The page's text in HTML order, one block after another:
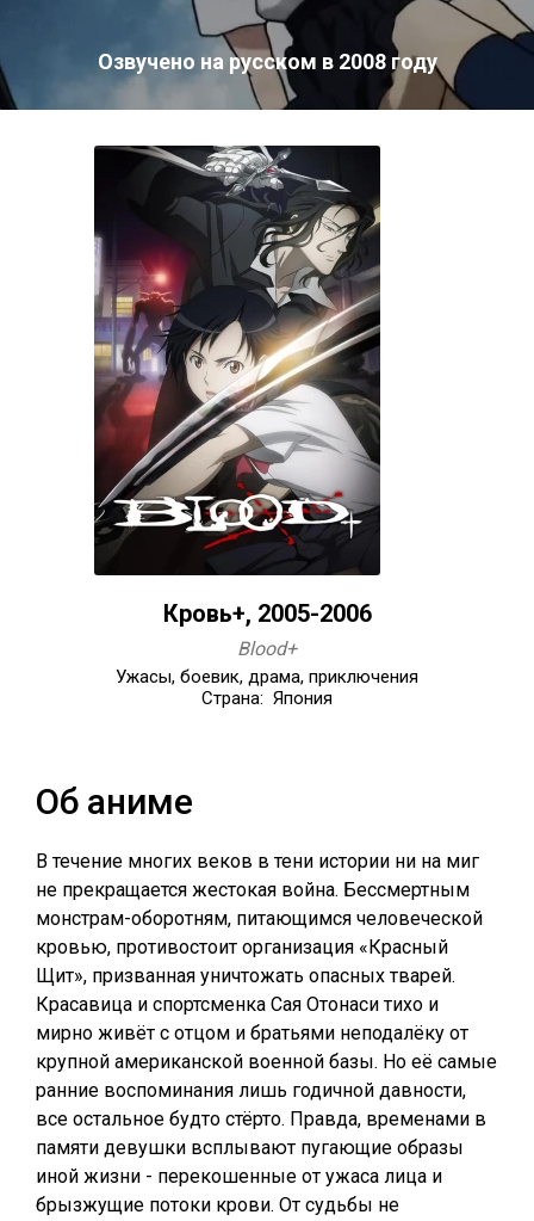
Озвучено на русском в 2008 году
Кровь+, 2005-2006
Blood+
Ужасы, боевик, драма, приключения
Страна: Япония
Об аниме
В течение многих веков в тени истории ни на миг
не прекращается жестокая война. Бессмертным
монстрам-оборотням, питающимся человеческой
кровью, противостоит организация «Красный
Щит», призванная уничтожать опасных тварей.
Красавица и спортсменка Сая Отонаси тихо и
мирно живёт с отцом и братьями неподалёку от
крупной американской военной базы. Но её самые
ранние воспоминания лишь годичной давности,
все остальное будто стёрто. Правда, временами в
памяти девушки всплывают пугающие образы
иной жизни - перекошенные от ужаса лица и
брызжущие потоки крови. От судьбы не